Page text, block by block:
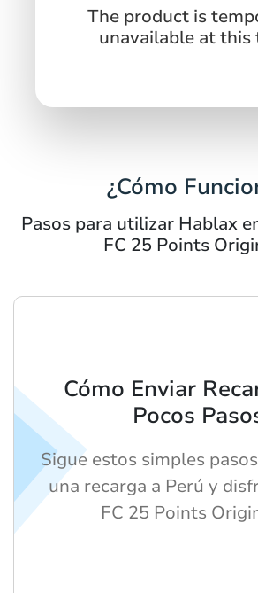
The product is
unavailable at this
¿Cómo
Pasos para utilizar Hablax
FC 25 Points
Cómo Enviar
Pocos
Sigue estos simples
una recarga a Perú y
FC 25 Points